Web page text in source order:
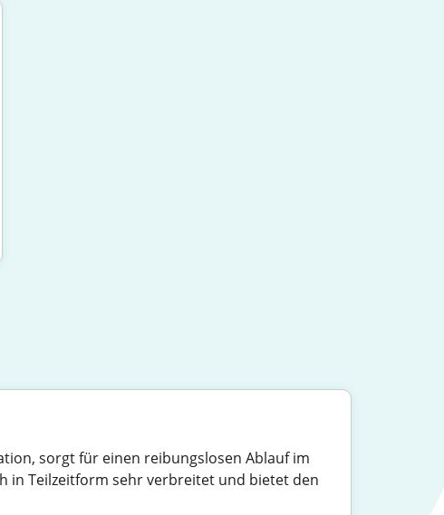
sorgt für einen reibungslosen Ablauf im
in Teilzeitform sehr verbreitet und bietet den